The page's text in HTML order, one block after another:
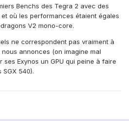
Benchs des Tegra 2 avec des
où les performances étaient égales
V2 mono-core.
ne correspondent pas vraiment à
annonces (on imagine mal
ses Exynos un GPU qui peine à faire
540).